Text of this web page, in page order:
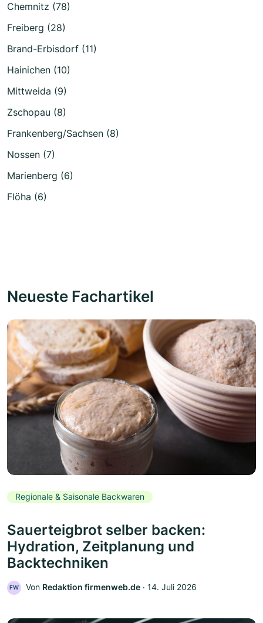
Chemnitz (78)
Freiberg (28)
Brand-Erbisdorf (11)
Hainichen (10)
Mittweida (9)
Zschopau (8)
Frankenberg/Sachsen (8)
Nossen (7)
Marienberg (6)
Flöha (6)
Neueste Fachartikel
Regionale & Saisonale Backwaren
Sauerteigbrot selber backen:
Hydration, Zeitplanung und
Backtechniken
FW Von Redaktion firmenweb.de ‧ 14. Juli 2026